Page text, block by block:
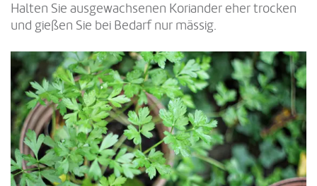
Halten Sie ausgewachsenen Koriander eher trocken
und gießen Sie bei Bedarf nur mässig.